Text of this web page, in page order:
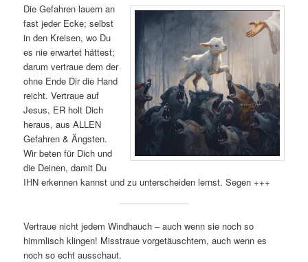
Die Gefahren lauern an
fast jeder Ecke; selbst
in den Kreisen, wo Du
es nie erwartet hättest;
darum vertraue dem der
ohne Ende Dir die Hand
reicht. Vertraue auf
Jesus, ER holt Dich
heraus, aus ALLEN
Gefahren & Ängsten.
Wir beten für Dich und
die Deinen, damit Du
IHN erkennen kannst und zu unterscheiden lernst. Segen +++
Vertraue nicht jedem Windhauch – auch wenn sie noch so
himmlisch klingen! Misstraue vorgetäuschtem, auch wenn es
noch so echt ausschaut.